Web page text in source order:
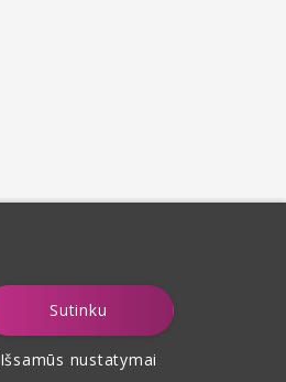
Sutinku
Išsamūs nustatymai